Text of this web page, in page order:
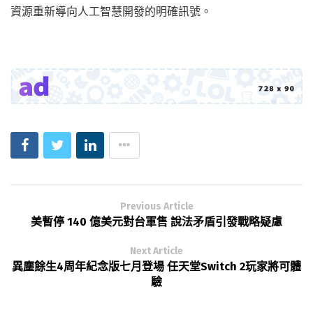
資源重新導向人工智慧開發的明確訊號。
Previous Article
美暫停 140 億美元對台軍售 說法矛盾引發戰略疑慮
Next Article
異塵餘生4周年紀念版七月登場 任天堂Switch 2玩家將可體
驗